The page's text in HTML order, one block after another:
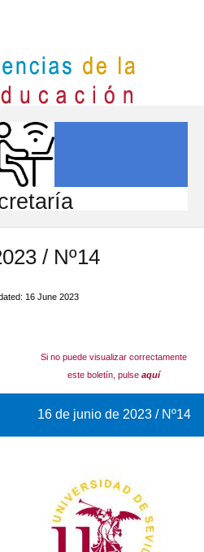
/ Nº14
16 June 2023
Si no puede visualizar correctamente
este boletín, pulse aquí
16 de junio de 2023 / Nº14